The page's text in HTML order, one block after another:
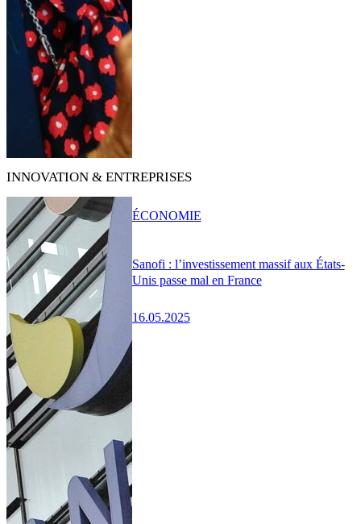
INNOVATION & ENTREPRISES
Sanofi : l’investissement massif aux États-
Unis passe mal en France
16.05.2025
ÉCONOMIE